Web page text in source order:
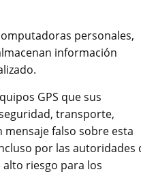
personales,
información
GPS que sus
transporte,
falso sobre esta
por las autoridades
alto riesgo para los